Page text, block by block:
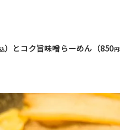
）とコク旨味噌らーめん （850